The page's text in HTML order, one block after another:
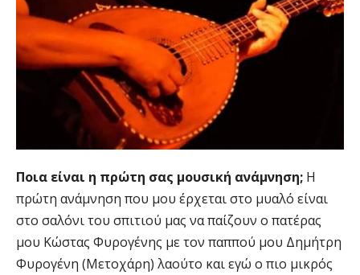
Ποια είναι η πρώτη σας μουσική ανάμνηση; Η
πρώτη ανάμνηση που μου έρχεται στο μυαλό είναι
στο σαλόνι του σπιτιού μας να παίζουν ο πατέρας
μου Κώστας Φυρογένης με τον παππού μου Δημήτρη
Φυρογένη (Μετοχάρη) λαούτο και εγώ ο πιο μικρός